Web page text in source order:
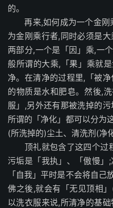
的。
再来,如何成为一个金刚
为金刚乘行者,同时必须是
两部分,一个是「因」乘,一
般所谓的大乘,「果」乘就
净。在清净的过程里,「被净
的物质是水和肥皂。然後,
服」,另外还有那被洗掉的
所谓的「净化」都可以分为
(所洗掉的)尘土、清洗剂(净
顶礼就包含了这四个过
污垢是「我执」、「傲慢」
「自我」平时是不会将自
佛之後,就会有「无见顶相
以洗衣服来说,所清净的基